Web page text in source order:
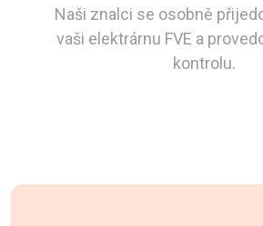
Naši znalci se osobně
vaši elektrárnu FVE a
kontrolu.